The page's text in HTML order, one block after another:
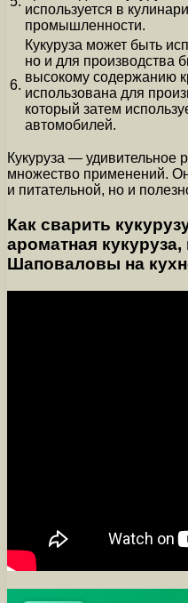
используется в
промышленности.
6.
Кукуруза может быть
но и для производства
высокому содержанию
использована для
который затем
автомобилей.
Кукуруза — удивительное
множество применений.
и питательной, но и
Как сварить
ароматная кукуруза,
Шаповаловы на